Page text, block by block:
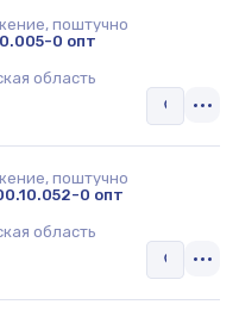
поштучно
0 опт
область
поштучно
0 опт
область